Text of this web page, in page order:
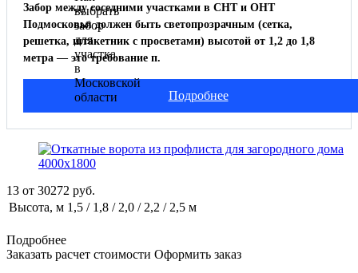
Забор между соседними участками в СНТ и ОНТ
Подмосковья должен быть светопрозрачным (сетка,
решетка, штакетник с просветами) высотой от 1,2 до 1,8
метра — это требование п.
Подробнее
13 от 30272 руб.
Высота, м 1,5 / 1,8 / 2,0 / 2,2 / 2,5 м
Подробнее
Заказать расчет стоимости Оформить заказ